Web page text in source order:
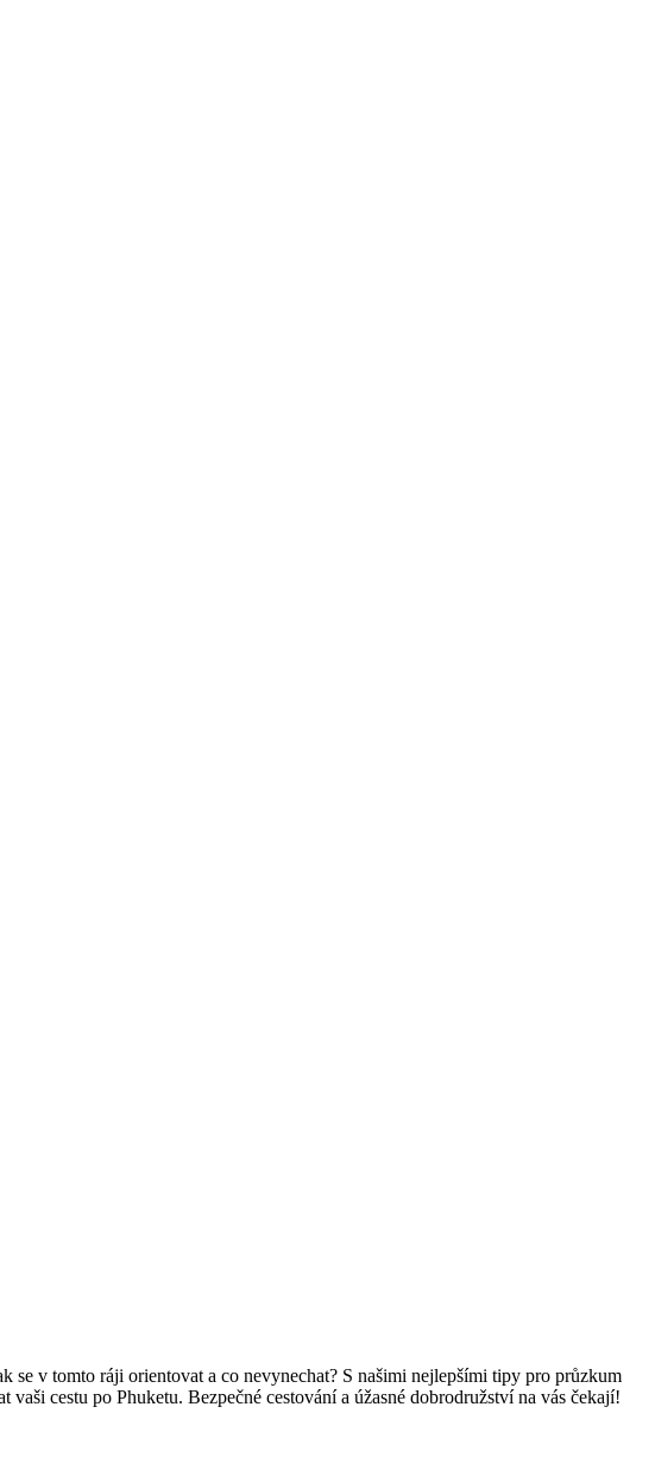
se⁤ v tomto ráji orientovat⁢ a co nevynechat? S našimi nejlepšími tipy pro průzkum
cestu po Phuketu. Bezpečné cestování a‍ úžasné dobrodružství na vás čekají!